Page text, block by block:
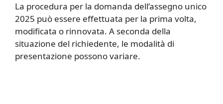
La procedura per la domanda dell’assegno unico
2025 può essere effettuata per la prima volta,
modificata o rinnovata. A seconda della
situazione del richiedente, le modalità di
presentazione possono variare.